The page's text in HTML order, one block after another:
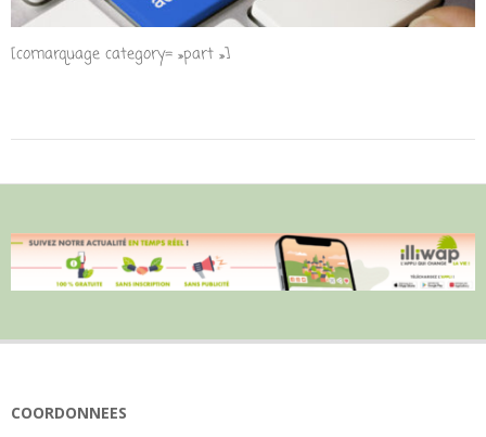
[comarquage category= »part »]
COORDONNEES